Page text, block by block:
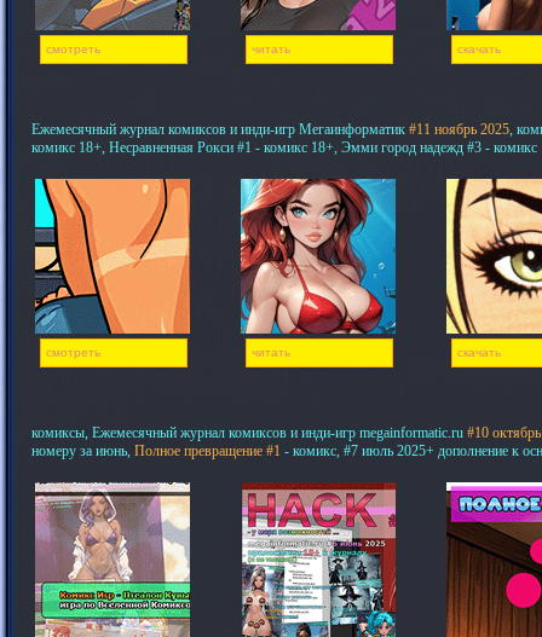
смотреть читать скачать
Ежемесячный журнал комиксов и инди-игр Мегаинформатик #11 ноябрь 2025,
комикс 18+, Несравненная Рокси #1 - комикс 18+, Эмми город надежд #3 - комикс
смотреть читать скачать
комиксы, Ежемесячный журнал комиксов и инди-игр megainformatic.ru #10
номеру за июнь, Полное превращение #1 - комикс, #7 июль 2025+ дополнение к